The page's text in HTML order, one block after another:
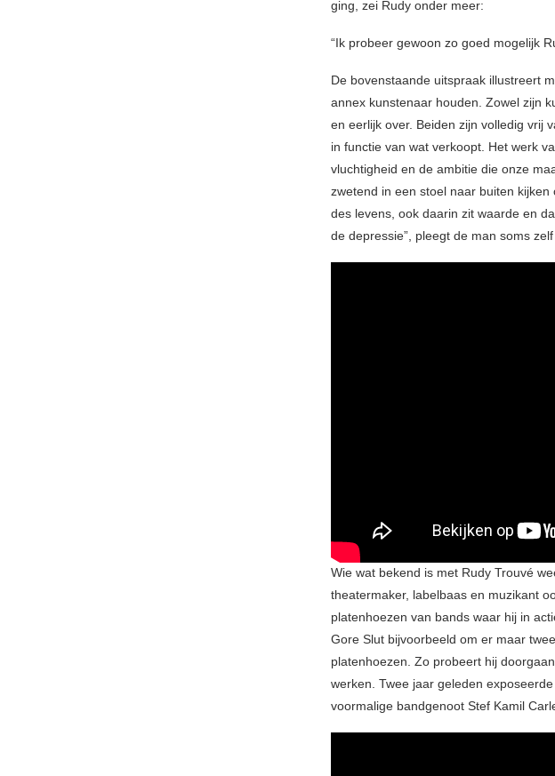
ging, zei Rudy onder meer:
“Ik probeer gewoon zo goed mogelijk
De bovenstaande uitspraak illustreert
annex kunstenaar houden. Zowel zijn
en eerlijk over. Beiden zijn volledig vrij
in functie van wat verkoopt. Het werk
vluchtigheid en de ambitie die onze
zwetend in een stoel naar buiten
des levens, ook daarin zit waarde en
de depressie”, pleegt de man soms
Wie wat bekend is met Rudy Trouvé
theatermaker, labelbaas en muzikant
platenhoezen van bands waar hij in
Gore Slut bijvoorbeeld om er maar
platenhoezen. Zo probeert hij
werken. Twee jaar geleden
voormalige bandgenoot Stef Kamil